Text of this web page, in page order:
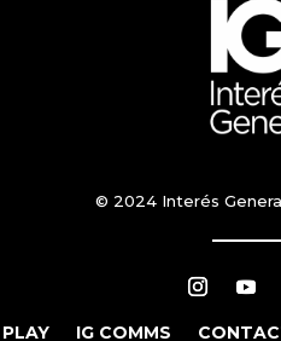
© 2024 Interés
IG COMMS